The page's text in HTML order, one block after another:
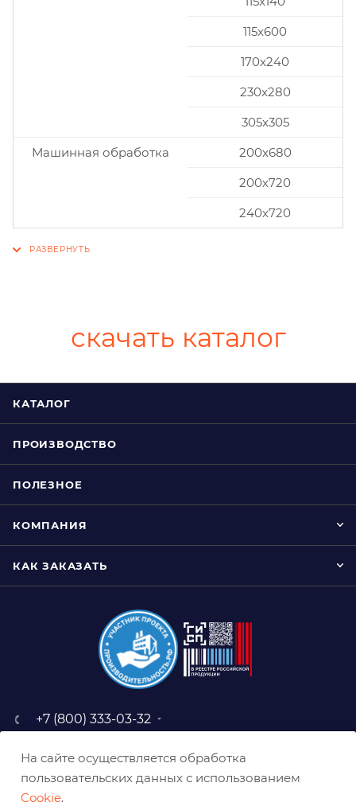
115x600
170x240
230x280
305x305
Машинная обработка
200х680
200х720
240х720
скачать каталог
КАТАЛОГ
ПРОИЗВОДСТВО
ПОЛЕЗНОЕ
КОМПАНИЯ
КАК ЗАКАЗАТЬ
+7 (800) 333-03-32
baz@belabraziv.ru
308009, Россия, г. Белгород,
На сайте осуществляется обработка
пользовательских данных с использованием
Cookie.